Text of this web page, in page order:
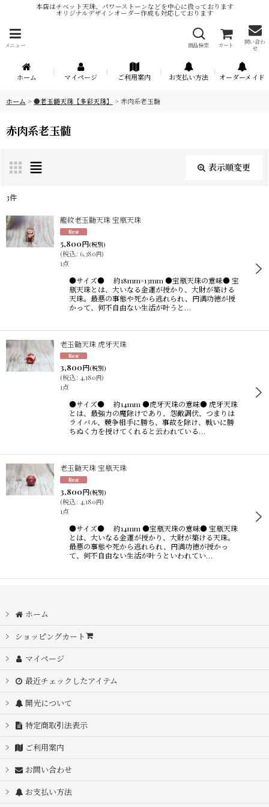
本店はチベット天珠、パワーストーンなどを中心に扱っております
オリジナルデザインオーダー作成も対応しております
メニュー 商品検索 カート
問い合わ
せ
ホーム マイページ ご利用案内 お支払い方法 オーダーメイド
ホーム > ●老玉髄天珠【多彩天珠】 > 赤肉系老玉髄
赤肉系老玉髄
表示順変更
表示数:
在庫あり
絞り込む
3件
龍紋老玉髄天珠 宝瓶天珠
5,800円(税別)
(税込: 6,380円)
1点
●サイズ● 約18mm×13mm ●宝瓶天珠の意味● 宝
瓶天珠とは、大いなる金運が授かり、大財が築ける
天珠。最悪の事態や死から逃れられ、円満功徳が授
かって、何不自由ない生活が叶うと…
老玉髄天珠 虎牙天珠
3,800円(税別)
(税込: 4,180円)
1点
●サイズ● 約14mm ●虎牙天珠の意味● 虎牙天珠
とは、最強力の魔除けであり、怨敵調伏、つまりは
ライバル、競争相手に勝ち、事故を除け、戦いに勝
ちぬく力を授けてくれると云われている…
老玉髄天珠 宝瓶天珠
3,800円(税別)
(税込: 4,180円)
1点
●サイズ● 約14mm ●宝瓶天珠の意味● 宝瓶天珠
とは、大いなる金運が授かり、大財が築ける天珠。
最悪の事態や死から逃れられ、円満功徳が授かっ
て、何不自由ない生活が叶うといわれてい…
ホーム
ショッピングカート
マイページ
最近チェックしたアイテム
開光について
特定商取引法表示
ご利用案内
お問い合わせ
お支払い方法